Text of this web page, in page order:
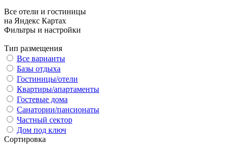
Все отели и гостиницы
на Яндекс Картах
Фильтры и настройки
Тип размещения
Все варианты
Базы отдыха
Гостиницы/отели
Квартиры/апартаменты
Гостевые дома
Санатории/пансионаты
Частный сектор
Дом под ключ
Сортировка